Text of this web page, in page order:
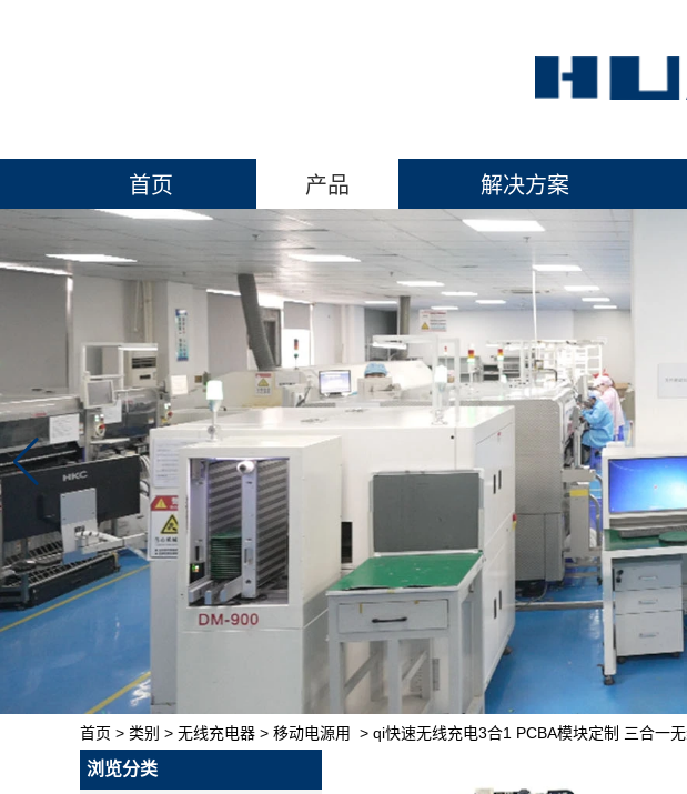
首页 产品 解决方案
首页 > 类别 > 无线充电器 > 移动电源用 > qi快速无线充电3合1 PCBA模块定制 三合一
浏览分类